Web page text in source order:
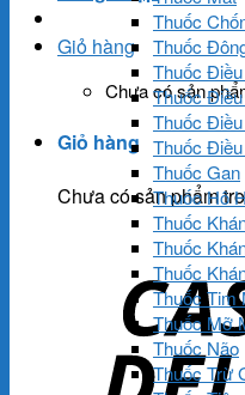
Giỏ hàng
Chưa có sản
Giỏ hàng
Chưa có sản phẩm
Thuốc
Thuốc
Thuốc
Thuốc
Thuốc
Thuốc
Thuốc Gan
Thuốc Hô
Thuốc
Thuốc
Thuốc
Thuốc Tim
Thuốc Mỡ
Thuốc Não
Thuốc Trừ